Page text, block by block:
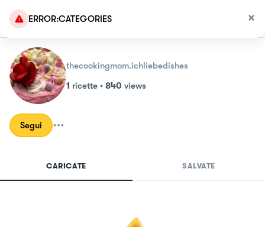
ERROR:CATEGORIES
thecookingmom.ichliebedishes
1 ricette • 840 views
Segui
CARICATE SALVATE